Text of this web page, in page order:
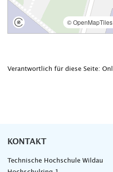
Verantwortlich für diese Seite:
KONTAKT
Technische Hochschule Wildau